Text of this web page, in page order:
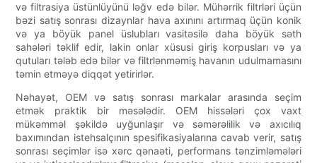
və filtrasiya üstünlüyünü ləğv edə bilər. Mühərrik filtrləri üçün
bəzi satış sonrası dizaynlar hava axınını artırmaq üçün konik
və ya böyük panel üslubları vasitəsilə daha böyük səth
sahələri təklif edir, lakin onlar xüsusi giriş korpusları və ya
qutuları tələb edə bilər və filtrlənməmiş havanın udulmamasını
təmin etməyə diqqət yetirirlər.
Nəhayət, OEM və satış sonrası markalar arasında seçim
etmək praktik bir məsələdir. OEM hissələri çox vaxt
mükəmməl şəkildə uyğunlaşır və səmərəlilik və axıcılıq
baxımından istehsalçının spesifikasiyalarına cavab verir, satış
sonrası seçimlər isə xərc qənaəti, performans tənzimləmələri